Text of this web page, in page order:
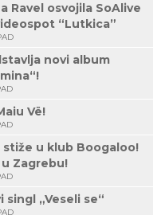
Ravel osvojila SoAlive
“Lutkica”
novi album
Vë!
stiže u klub Boogaloo!
Zagrebu!
„Veseli se“